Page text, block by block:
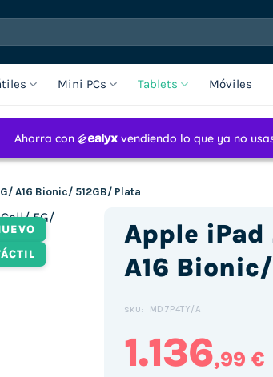
Mini PCs Tablets Móviles
A16 Bionic/ 512GB/ Plata
Apple
A16
SKU: MD7P4TY/A
1.136,99 €